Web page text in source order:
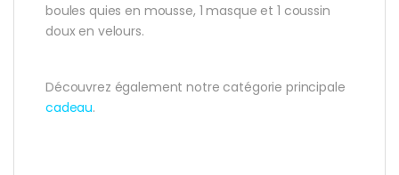
boules quies en mousse, 1 masque et 1 coussin
doux en velours.
Découvrez également notre catégorie principale
cadeau.